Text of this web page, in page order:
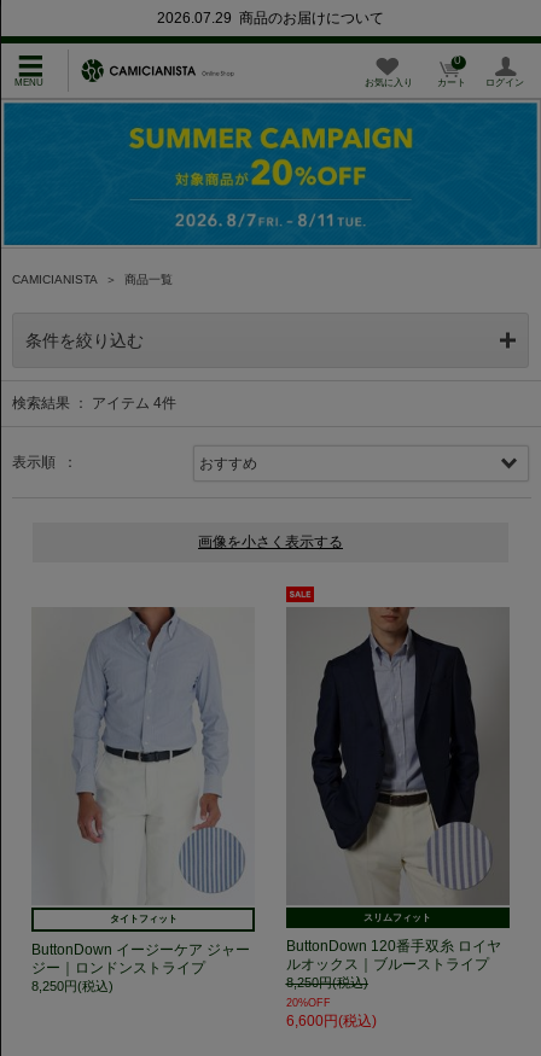
2026.07.29 商品のお届けについて
お気に入り カート
0
ログイン
CAMICIANISTA ＞ 商品一覧
条件を絞り込む
検索結果 ： アイテム 4件
表示順 ：
タイトフィット
ButtonDown イージーケア ジャー
ジー｜ロンドンストライプ
8,250円(税込)
スリムフィット
ButtonDown 120番手双糸 ロイヤ
ルオックス｜ブルーストライプ
8,250円(税込)
20%OFF
6,600円(税込)